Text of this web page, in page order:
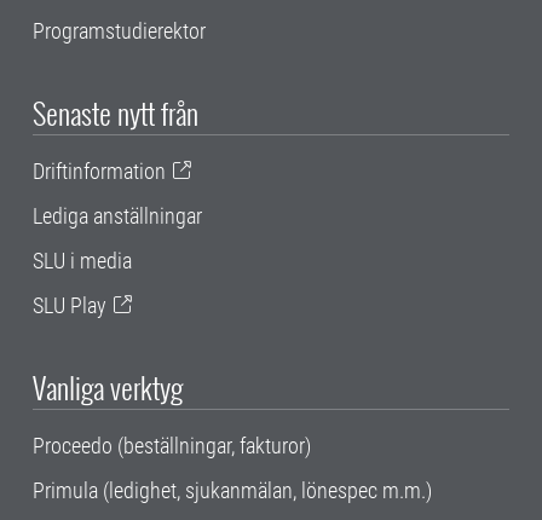
Programstudierektor
Senaste nytt från
Driftinformation
Lediga anställningar
SLU i media
SLU Play
Vanliga verktyg
Proceedo (beställningar, fakturor)
Primula (ledighet, sjukanmälan, lönespec m.m.)